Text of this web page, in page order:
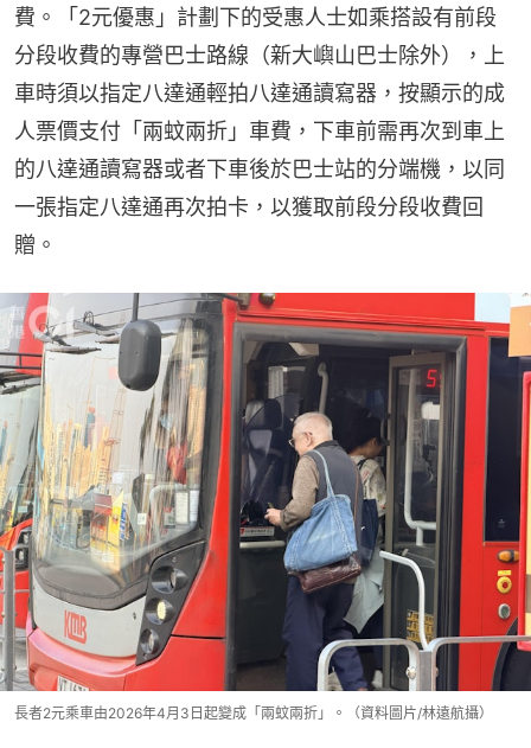
費。「2元優惠」計劃下的受惠人士如乘搭設有前段
分段收費的專營巴士路線（新大嶼山巴士除外），上
車時須以指定八達通輕拍八達通讀寫器，按顯示的成
人票價支付「兩蚊兩折」車費，下車前需再次到車上
的八達通讀寫器或者下車後於巴士站的分端機，以同
一張指定八達通再次拍卡，以獲取前段分段收費回
贈。
長者2元乘車由2026年4月3日起變成「兩蚊兩折」。（資料圖片/林遠航攝）